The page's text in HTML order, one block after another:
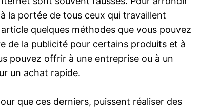
la portée de tous ceux qui travaillent
quelques méthodes que vous pouvez
de la publicité pour certains produits et à
pouvez offrir à une entreprise ou à un
un achat rapide.
que ces derniers, puissent réaliser des